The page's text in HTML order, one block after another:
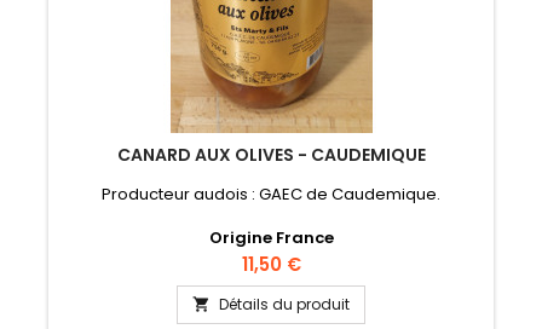
CANARD AUX OLIVES - CAUDEMIQUE
Producteur audois : GAEC de Caudemique.
Origine France
Prix
11,50 €
 Détails du produit